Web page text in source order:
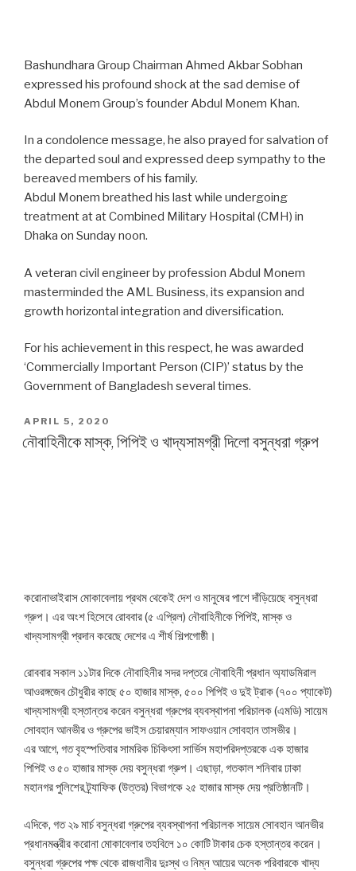
Bashundhara Group Chairman Ahmed Akbar Sobhan
expressed his profound shock at the sad demise of
Abdul Monem Group’s founder Abdul Monem Khan.
In a condolence message, he also prayed for salvation of
the departed soul and expressed deep sympathy to the
bereaved members of his family.
Abdul Monem breathed his last while undergoing
treatment at at Combined Military Hospital (CMH) in
Dhaka on Sunday noon.
A veteran civil engineer by profession Abdul Monem
masterminded the AML Business, its expansion and
growth horizontal integration and diversification.
For his achievement in this respect, he was awarded
‘Commercially Important Person (CIP)’ status by the
Government of Bangladesh several times.
POSTED
ON
APRIL 5, 2020
নৌবাহিনীকে মাস্ক, পিপিই ও খাদ্যসামগ্রী দিলো বসুন্ধরা গ্রুপ
করোনাভাইরাস মোকাবেলায় প্রথম থেকেই দেশ ও মানুষের পাশে দাঁড়িয়েছে বসুন্ধরা
গ্রুপ। এর অংশ হিসেবে রোববার (৫ এপ্রিল) নৌবাহিনীকে পিপিই, মাস্ক ও
খাদ্যসামগ্রী প্রদান করেছে দেশের এ শীর্ষ শিল্পগোষ্ঠী।
রোববার সকাল ১১টার দিকে নৌবাহিনীর সদর দপ্তরে নৌবাহিনী প্রধান অ্যাডমিরাল
আওরঙ্গজেব চৌধুরীর কাছে ৫০ হাজার মাস্ক, ৫০০ পিপিই ও দুই ট্রাক (৭০০ প্যাকেট)
খাদ্যসামগ্রী হস্তান্তর করেন বসুন্ধরা গ্রুপের ব্যবস্থাপনা পরিচালক (এমডি) সায়েম
সোবহান আনভীর ও গ্রুপের ভাইস চেয়ারম্যান সাফওয়ান সোবহান তাসভীর।
এর আগে, গত বৃহস্পতিবার সামরিক চিকিৎসা সার্ভিস মহাপরিদপ্তরকে এক হাজার
পিপিই ও ৫০ হাজার মাস্ক দেয় বসুন্ধরা গ্রুপ। এছাড়া, গতকাল শনিবার ঢাকা
মহানগর পুলিশের ট্র্যাফিক (উত্তর) বিভাগকে ২৫ হাজার মাস্ক দেয় প্রতিষ্ঠানটি।
এদিকে, গত ২৯ মার্চ বসুন্ধরা গ্রুপের ব্যবস্থাপনা পরিচালক সায়েম সোবহান আনভীর
প্রধানমন্ত্রীর করোনা মোকাবেলার তহবিলে ১০ কোটি টাকার চেক হস্তান্তর করেন।
বসুন্ধরা গ্রুপের পক্ষ থেকে রাজধানীর দুঃস্থ ও নিম্ন আয়ের অনেক পরিবারকে খাদ্য